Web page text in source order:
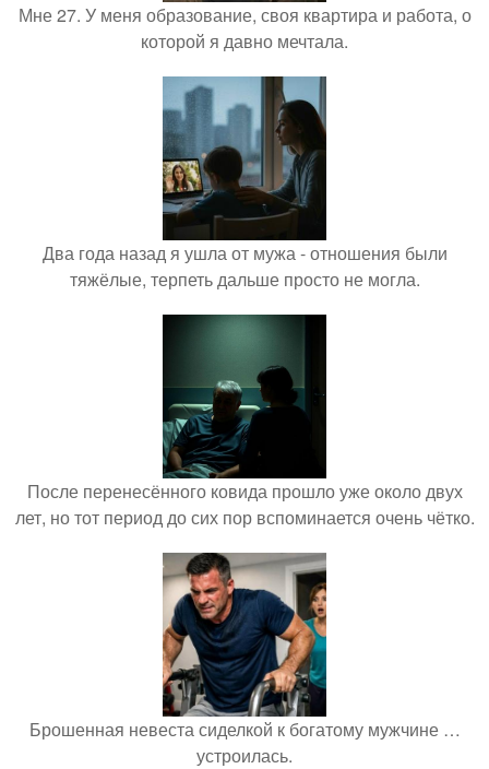
Мне 27. У меня образование, своя квартира и работа, о
которой я давно мечтала.
Два года назад я ушла от мужа - отношения были
тяжёлые, терпеть дальше просто не могла.
После перенесённого ковида прошло уже около двух
лет, но тот период до сих пор вспоминается очень чётко.
Брошенная невеста сиделкой к богатому мужчине …
устроилась.